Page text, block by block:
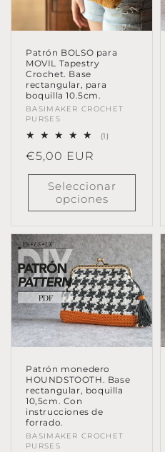
Patrón BOLSO para
MOVIL Tapestry
Crochet. Base
rectangular, para
boquilla 10.5cm.
Proveedor:
BASIMAKER CROCHET
PURSES
(1)
Precio
habitual
€5,00 EUR
Seleccionar
opciones
Patrón monedero
HOUNDSTOOTH. Base
rectangular, boquilla
10,5cm. Con
instrucciones de
forrado.
Proveedor:
BASIMAKER CROCHET
PURSES